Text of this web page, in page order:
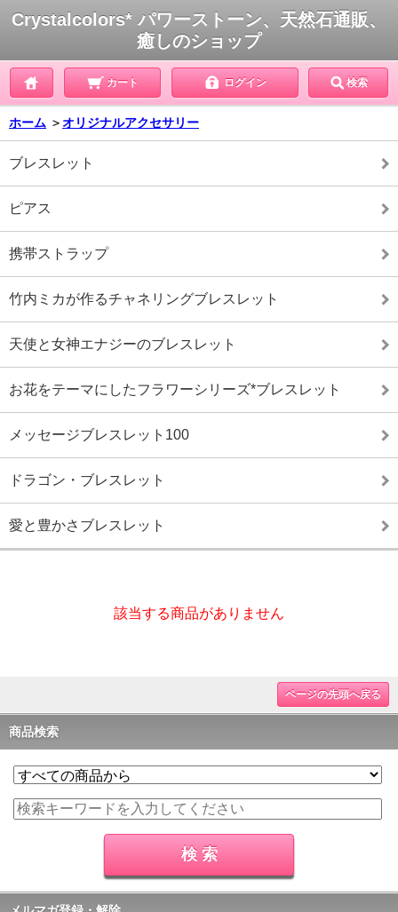
Crystalcolors* パワーストーン、天然石通販、
癒しのショップ
カート ログイン 検索
ホーム ＞オリジナルアクセサリー
ブレスレット
ピアス
携帯ストラップ
竹内ミカが作るチャネリングブレスレット
天使と女神エナジーのブレスレット
お花をテーマにしたフラワーシリーズ*ブレスレット
メッセージブレスレット100
ドラゴン・ブレスレット
愛と豊かさブレスレット
該当する商品がありません
ページの先頭へ戻る
商品検索